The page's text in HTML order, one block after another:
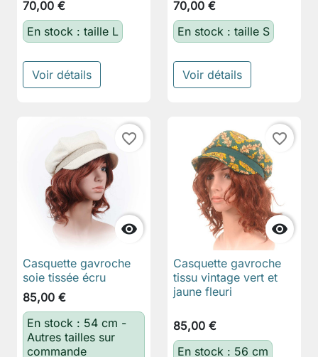
70,00 €
En stock : taille L
Voir détails
70,00 €
En stock : taille S
Voir détails

favorite_border
Casquette gavroche
soie tissée écru
85,00 €
En stock : 54 cm -
Autres tailles sur
commande

favorite_border
Casquette gavroche
tissu vintage vert et
jaune fleuri
85,00 €
En stock : 56 cm